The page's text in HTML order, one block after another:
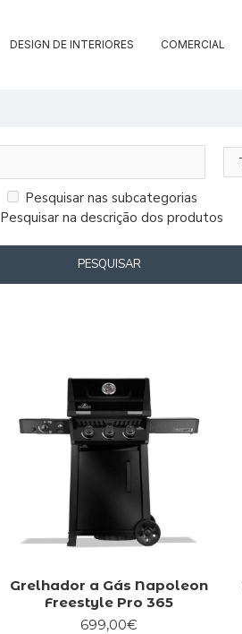
DESIGN DE INTERIORES COMERCIAL
Pesquisar nas subcategorias
Pesquisar na descrição dos produtos
PESQUISAR
Grelhador a Gás Napoleon
Freestyle Pro 365
699,00€